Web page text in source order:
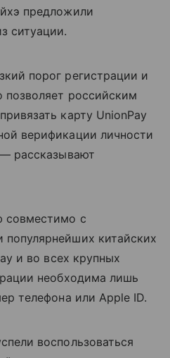
предложили
ситуации.
порог регистрации и
позволяет российским
карту UnionPay
верификации личности
рассказывают
совместимо с
китайских
и во всех крупных
необходима лишь
телефона или Apple ID.
воспользоваться